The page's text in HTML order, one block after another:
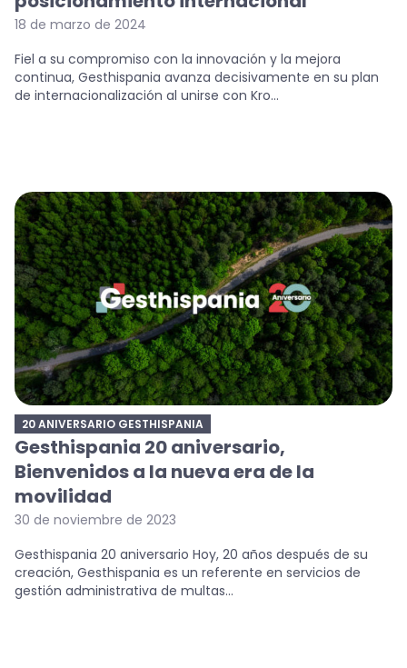
18 de marzo de 2024
Fiel a su compromiso con la innovación y la mejora
continua, Gesthispania avanza decisivamente en su plan
de internacionalización al unirse con Kro...
20 ANIVERSARIO GESTHISPANIA
Gesthispania 20 aniversario,
Bienvenidos a la nueva era de la
movilidad
30 de noviembre de 2023
Gesthispania 20 aniversario Hoy, 20 años después de su
creación, Gesthispania es un referente en servicios de
gestión administrativa de multas...